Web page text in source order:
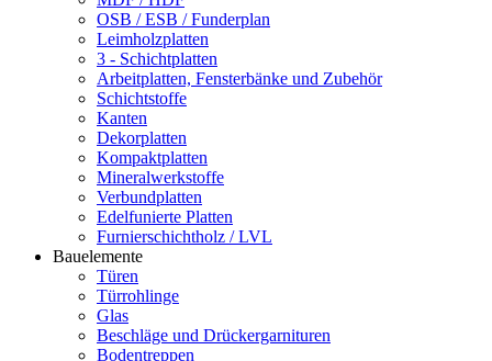
OSB / ESB / Funderplan
Leimholzplatten
3 - Schichtplatten
Arbeitplatten, Fensterbänke und Zubehör
Schichtstoffe
Kanten
Dekorplatten
Kompaktplatten
Mineralwerkstoffe
Verbundplatten
Edelfunierte Platten
Furnierschichtholz / LVL
Bauelemente
Türen
Türrohlinge
Glas
Beschläge und Drückergarnituren
Bodentreppen